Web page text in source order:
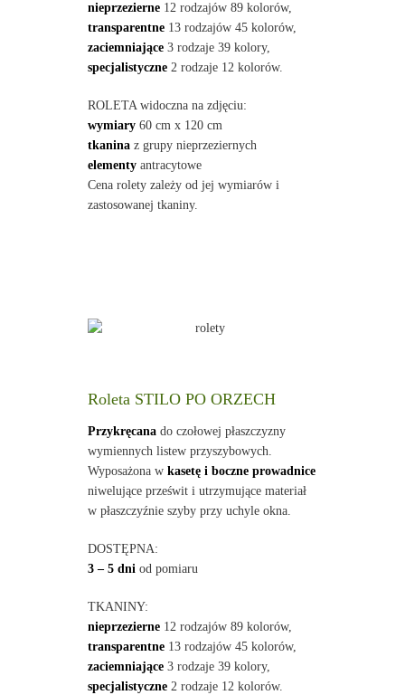
nieprzezierne12 rodzajów 89 kolorów,
transparentne13 rodzajów 45 kolorów,
zaciemniające3 rodzaje 39 kolory,
specjalistyczne2 rodzaje 12 kolorów.
ROLETA widoczna na zdjęciu:
wymiary60 cm x 120 cm
tkaninaz grupy nieprzeziernych
elementyantracytowe
Cena rolety zależy od jej wymiarów i
zastosowanej tkaniny.
Roleta STILO PO ORZECH
Przykręcanado czołowej płaszczyzny
wymiennych listew przyszybowych.
Wyposażona w kasetę i boczne prowadnice
niwelujące prześwit i utrzymujące materiał
w płaszczyźnie szyby przy uchyle okna.
DOSTĘPNA:
3 – 5 dniod pomiaru
TKANINY:
nieprzezierne12 rodzajów 89 kolorów,
transparentne13 rodzajów 45 kolorów,
zaciemniające3 rodzaje 39 kolory,
specjalistyczne2 rodzaje 12 kolorów.